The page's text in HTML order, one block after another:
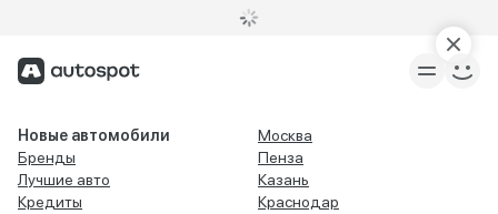
Новые автомобили
Бренды
Лучшие авто
Кредиты
Москва
Пенза
Казань
Краснодар